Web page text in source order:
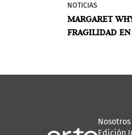
El Pabellón
Venecia la
textiles,
NOTICIAS
MARGARET
FRAGILIDAD
Nosotros
Edición